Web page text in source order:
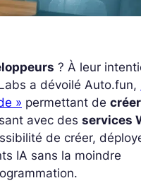
? À leur
a dévoilé Auto.fun,
» permettant de
avec des services
de créer,
IA sans la moindre